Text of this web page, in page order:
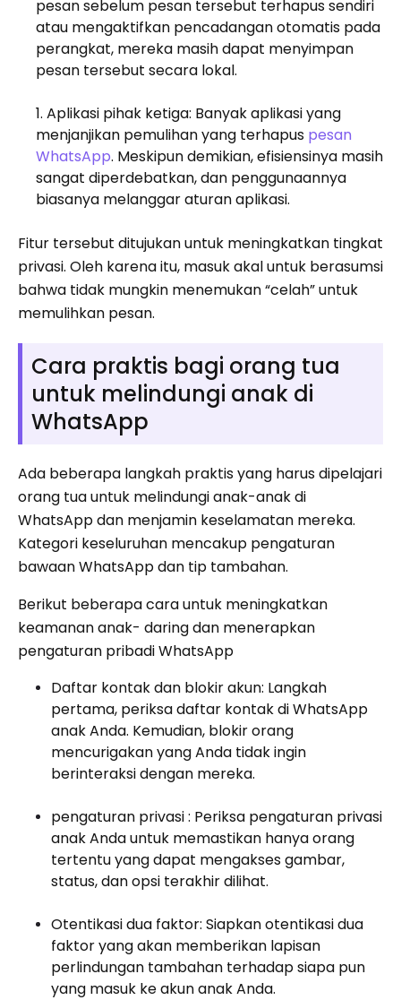
pesan sebelum pesan tersebut terhapus sendiri
atau mengaktifkan pencadangan otomatis pada
perangkat, mereka masih dapat menyimpan
pesan tersebut secara lokal.
Aplikasi pihak ketiga: Banyak aplikasi yang
menjanjikan pemulihan yang terhapus pesan
WhatsApp. Meskipun demikian, efisiensinya masih
sangat diperdebatkan, dan penggunaannya
biasanya melanggar aturan aplikasi.
Fitur tersebut ditujukan untuk meningkatkan tingkat
privasi. Oleh karena itu, masuk akal untuk berasumsi
bahwa tidak mungkin menemukan “celah” untuk
memulihkan pesan.
Cara praktis bagi orang tua
untuk melindungi anak di
WhatsApp
Ada beberapa langkah praktis yang harus dipelajari
orang tua untuk melindungi anak-anak di
WhatsApp dan menjamin keselamatan mereka.
Kategori keseluruhan mencakup pengaturan
bawaan WhatsApp dan tip tambahan.
Berikut beberapa cara untuk meningkatkan
keamanan anak- daring dan menerapkan
pengaturan pribadi WhatsApp
Daftar kontak dan blokir akun: Langkah
pertama, periksa daftar kontak di WhatsApp
anak Anda. Kemudian, blokir orang
mencurigakan yang Anda tidak ingin
berinteraksi dengan mereka.
pengaturan privasi : Periksa pengaturan privasi
anak Anda untuk memastikan hanya orang
tertentu yang dapat mengakses gambar,
status, dan opsi terakhir dilihat.
Otentikasi dua faktor: Siapkan otentikasi dua
faktor yang akan memberikan lapisan
perlindungan tambahan terhadap siapa pun
yang masuk ke akun anak Anda.